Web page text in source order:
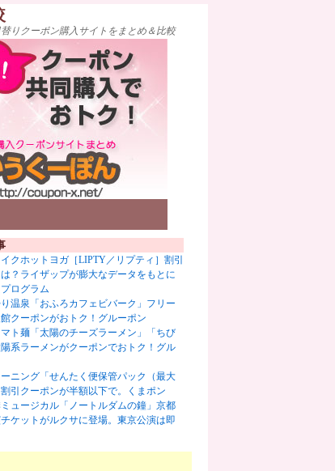
りクーポン購入サイトをまとめ＆比較
クホットヨガ［LIPTY／リプティ］割引
？ライザップが膨大なデータをもとに
ログラム
温泉「おふろカフェビバーク」フリー
クーポンがおトク！グルーポン
ト麺「太陽のチーズラーメン」「ちび
系ラーメンがクーポンでおトク！グル
ニング「せんたく便保管パック（最大
引クーポンが半額以下で。くまポン
ュージカル「ノートルダムの鐘」京都
ケットがルクサに登場。東京公演は即